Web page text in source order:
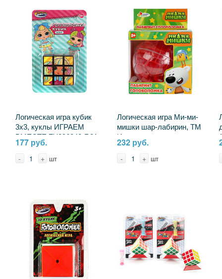
Логическая игра кубик
3х3, куклы ИГРАЕМ
ВМЕСТЕ ZY896242-R21
177 руб.
- + шт
Логическая игра Ми-ми-
мишки шар-лабирин, ТМ
Играем вместе
B2004071-R
232 руб.
- + шт